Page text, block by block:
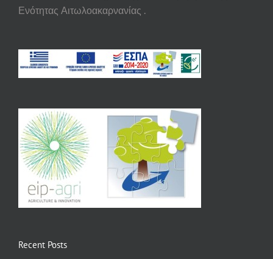
Ενότητας Αιτωλοακαρνανίας .
Recent Posts